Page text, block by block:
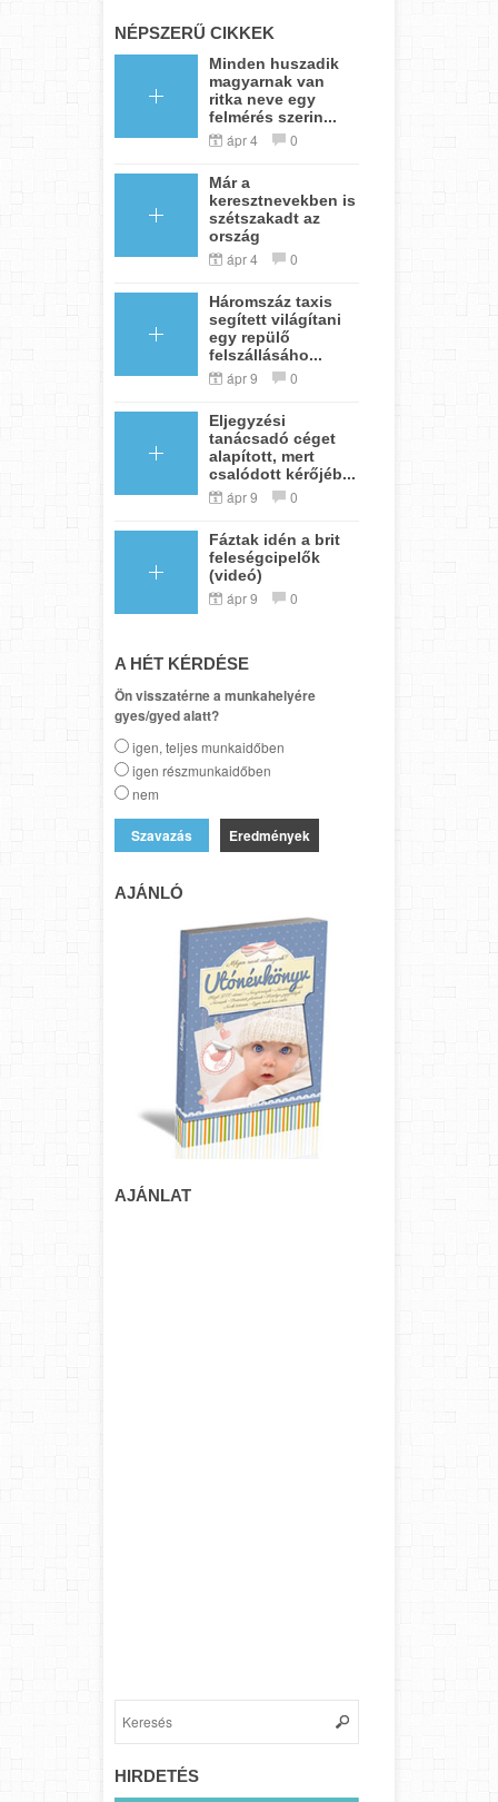
NÉPSZERŰ CIKKEK
Minden huszadik
magyarnak van
ritka neve egy
felmérés szerin...
ápr 4 0
Már a
keresztnevekben is
szétszakadt az
ország
ápr 4 0
Háromszáz taxis
segített világítani
egy repülő
felszállásáho...
ápr 9 0
Eljegyzési
tanácsadó céget
alapított, mert
csalódott kérőjéb...
ápr 9 0
Fáztak idén a brit
feleségcipelők
(videó)
ápr 9 0
A HÉT KÉRDÉSE
Ön visszatérne a munkahelyére
gyes/gyed alatt?
igen, teljes munkaidőben
igen részmunkaidőben
nem
Eredmények
AJÁNLÓ
AJÁNLAT
HIRDETÉS